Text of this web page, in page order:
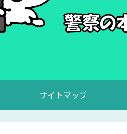
サイトマップ